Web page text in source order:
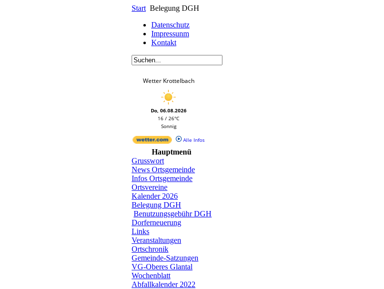
Start Belegung DGH
Datenschutz
Impressunm
Kontakt
Wetter Krottelbach
Do, 06.08.2026
16 / 26°C
Sonnig
Alle Infos
Hauptmenü
Grusswort
News Ortsgemeinde
Infos Ortsgemeinde
Ortsvereine
Kalender 2026
Belegung DGH
Benutzungsgebühr DGH
Dorferneuerung
Links
Veranstaltungen
Ortschronik
Gemeinde-Satzungen
VG-Oberes Glantal
Wochenblatt
Abfallkalender 2022